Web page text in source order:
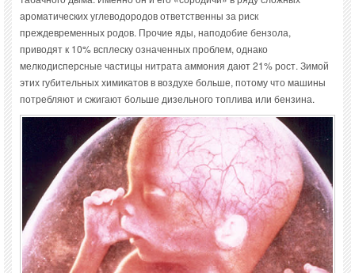
ароматических углеводородов ответственны за риск
преждевременных родов. Прочие яды, наподобие бензола,
приводят к 10% всплеску означенных проблем, однако
мелкодисперсные частицы нитрата аммония дают 21% рост. Зимой
этих губительных химикатов в воздухе больше, потому что машины
потребляют и сжигают больше дизельного топлива или бензина.